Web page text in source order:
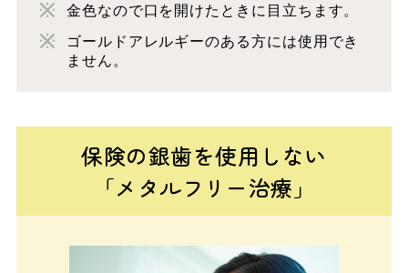
金色なので口を開けたときに目立ちます。
ゴールドアレルギーのある方には使用でき
ません。
保険の銀歯を使用しない
「メタルフリー治療」